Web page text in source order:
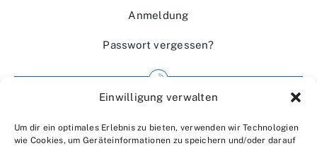
Einwilligung verwalten
Um dir ein optimales Erlebnis zu bieten, verwenden wir Technologien
wie Cookies, um Geräteinformationen zu speichern und/oder darauf
Anmeldung
Passwort vergessen?
Wir über uns